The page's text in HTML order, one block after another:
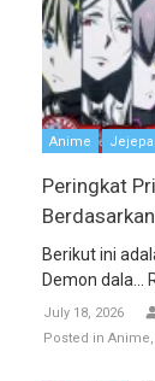
Anime
Peringkat
Berikut ini
Demon dala...
July 18, 2026
Posted in Anime